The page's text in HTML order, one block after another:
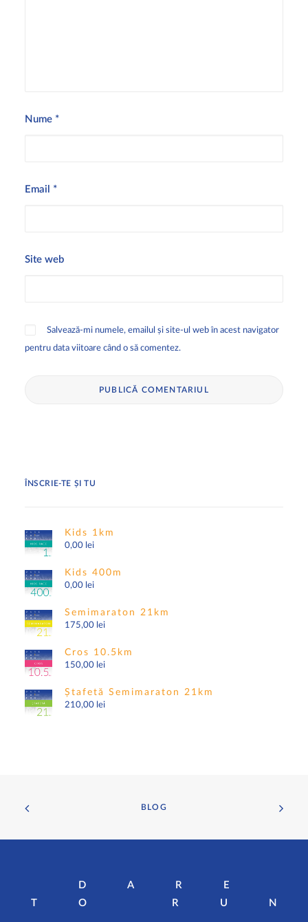
Nume *
Email *
Site web
Salvează-mi numele, emailul și site-ul web în acest navigator
pentru data viitoare când o să comentez.
ÎNSCRIE-TE ȘI TU
Kids 1km
0,00 lei
Kids 400m
0,00 lei
Semimaraton 21km
175,00 lei
Cros 10.5km
150,00 lei
Ștafetă Semimaraton 21km
210,00 lei
BLOG
DARE
TO